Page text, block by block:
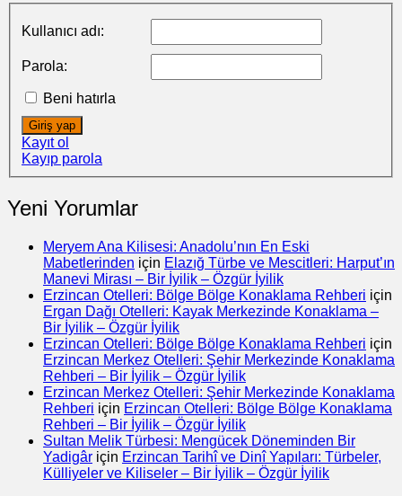
Kullanıcı adı:
Parola:
Beni hatırla
Giriş yap
Kayıt ol
Kayıp parola
Yeni Yorumlar
Meryem Ana Kilisesi: Anadolu’nın En Eski
Mabetlerinden için Elazığ Türbe ve Mescitleri: Harput’ın
Manevi Mirası – Bir İyilik – Özgür İyilik
Erzincan Otelleri: Bölge Bölge Konaklama Rehberi için
Ergan Dağı Otelleri: Kayak Merkezinde Konaklama –
Bir İyilik – Özgür İyilik
Erzincan Otelleri: Bölge Bölge Konaklama Rehberi için
Erzincan Merkez Otelleri: Şehir Merkezinde Konaklama
Rehberi – Bir İyilik – Özgür İyilik
Erzincan Merkez Otelleri: Şehir Merkezinde Konaklama
Rehberi için Erzincan Otelleri: Bölge Bölge Konaklama
Rehberi – Bir İyilik – Özgür İyilik
Sultan Melik Türbesi: Mengücek Döneminden Bir
Yadigâr için Erzincan Tarihî ve Dinî Yapıları: Türbeler,
Külliyeler ve Kiliseler – Bir İyilik – Özgür İyilik